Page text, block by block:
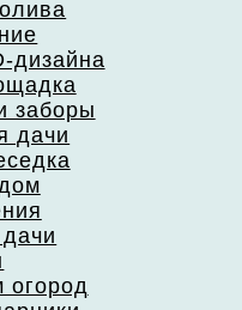
дизайна
заборы
дачи